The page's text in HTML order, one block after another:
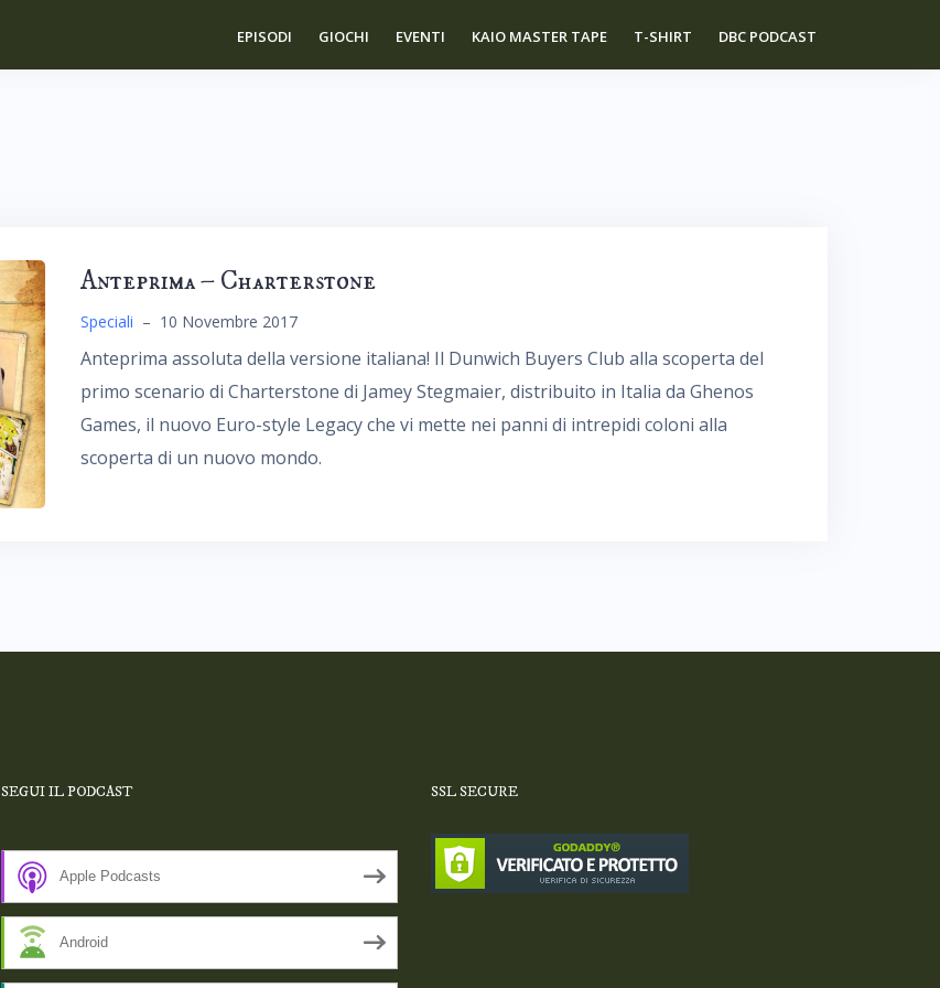
EPISODI GIOCHI EVENTI KAIO MASTER TAPE T-SHIRT DBC PODCAST
Anteprima – Charterstone
Speciali – 10 Novembre 2017
Anteprima assoluta della versione italiana! Il Dunwich Buyers Club alla scoperta del
primo scenario di Charterstone di Jamey Stegmaier, distribuito in Italia da Ghenos
Games, il nuovo Euro-style Legacy che vi mette nei panni di intrepidi coloni alla
scoperta di un nuovo mondo.
SEGUI IL PODCAST
Apple Podcasts
Android
SSL SECURE